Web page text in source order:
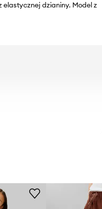
elastycznej dzianiny. Model z